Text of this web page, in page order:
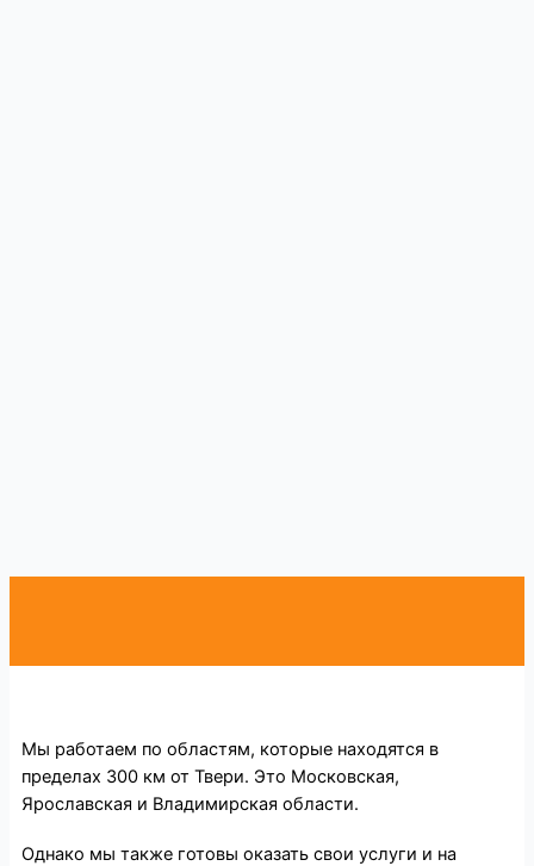
Мы работаем по областям, которые находятся в
пределах 300 км от Твери. Это Московская,
Ярославская и Владимирская области.
Однако мы также готовы оказать свои услуги и на